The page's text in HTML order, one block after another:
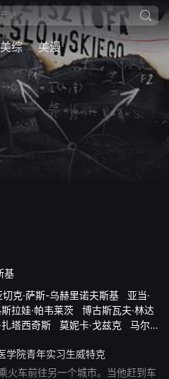
美综 美漫
基
切克·萨斯-乌赫里诺夫斯基
亚当·
拉娃·帕韦莱茨
博古斯瓦夫·林达
扎塔西奇斯 莫妮卡·戈兹克
马尔
学院青年实习生威特克
火车前往另一个城市。当他赶到车